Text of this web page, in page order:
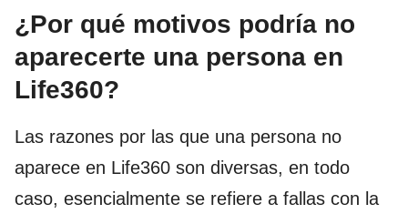
¿Por qué motivos podría no
aparecerte una persona en
Life360?
Las razones por las que una persona no
aparece en Life360 son diversas, en todo
caso, esencialmente se refiere a fallas con la